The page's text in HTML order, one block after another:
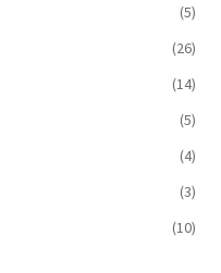
(5)
(26)
(14)
(5)
(4)
(3)
(10)